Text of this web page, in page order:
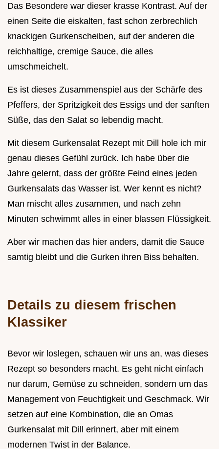
Das Besondere war dieser krasse Kontrast. Auf der
einen Seite die eiskalten, fast schon zerbrechlich
knackigen Gurkenscheiben, auf der anderen die
reichhaltige, cremige Sauce, die alles
umschmeichelt.
Es ist dieses Zusammenspiel aus der Schärfe des
Pfeffers, der Spritzigkeit des Essigs und der sanften
Süße, das den Salat so lebendig macht.
Mit diesem Gurkensalat Rezept mit Dill hole ich mir
genau dieses Gefühl zurück. Ich habe über die
Jahre gelernt, dass der größte Feind eines jeden
Gurkensalats das Wasser ist. Wer kennt es nicht?
Man mischt alles zusammen, und nach zehn
Minuten schwimmt alles in einer blassen Flüssigkeit.
Aber wir machen das hier anders, damit die Sauce
samtig bleibt und die Gurken ihren Biss behalten.
Details zu diesem frischen
Klassiker
Bevor wir loslegen, schauen wir uns an, was dieses
Rezept so besonders macht. Es geht nicht einfach
nur darum, Gemüse zu schneiden, sondern um das
Management von Feuchtigkeit und Geschmack. Wir
setzen auf eine Kombination, die an Omas
Gurkensalat mit Dill erinnert, aber mit einem
modernen Twist in der Balance.